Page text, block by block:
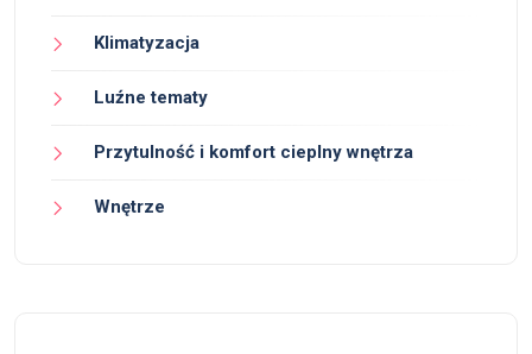
Klimatyzacja
Luźne tematy
Przytulność i komfort cieplny wnętrza
Wnętrze